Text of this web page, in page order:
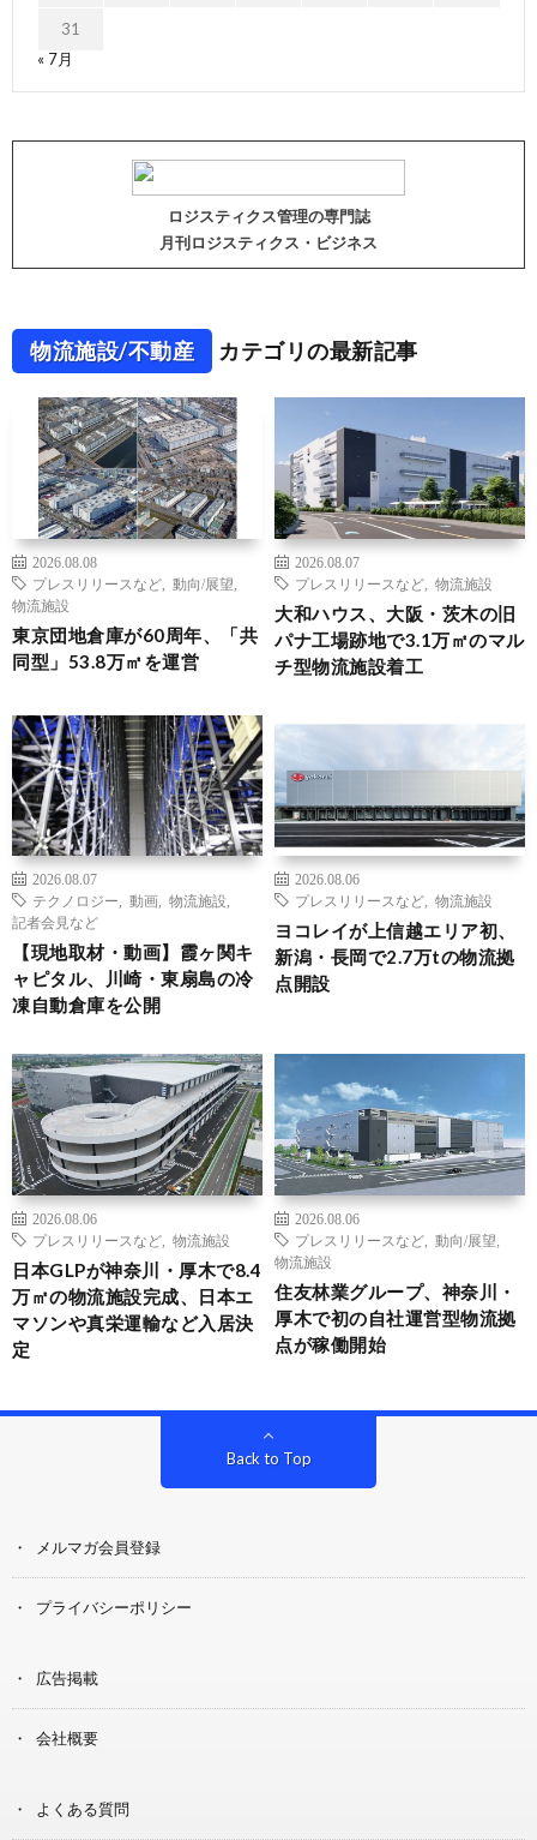
31
« 7月
ロジスティクス管理の専門誌
月刊ロジスティクス・ビジネス
物流施設/不動産 カテゴリの最新記事
2026.08.08
プレスリリースなど
動向/展望
物流施設
東京団地倉庫が60周年、「共
同型」53.8万㎡を運営
2026.08.07
プレスリリースなど
物流施設
大和ハウス、大阪・茨木の旧
パナ工場跡地で3.1万㎡のマル
チ型物流施設着工
2026.08.07
テクノロジー
動画 物流施設
記者会見など
【現地取材・動画】霞ヶ関キ
ャピタル、川崎・東扇島の冷
凍自動倉庫を公開
2026.08.06
プレスリリースなど
物流施設
ヨコレイが上信越エリア初、
新潟・長岡で2.7万tの物流拠
点開設
2026.08.06
プレスリリースなど
物流施設
日本GLPが神奈川・厚木で8.4
万㎡の物流施設完成、日本エ
マソンや真栄運輸など入居決
定
2026.08.06
プレスリリースなど
動向/展望
物流施設
住友林業グループ、神奈川・
厚木で初の自社運営型物流拠
点が稼働開始
Back to Top
メルマガ会員登録
プライバシーポリシー
広告掲載
会社概要
よくある質問